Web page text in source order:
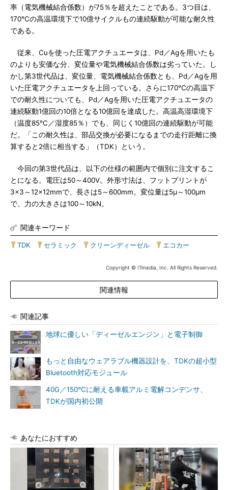
率（電気機械結合係数）が75％を超えたことである。3つ目は、
170℃の高温環境下で10億サイクルもの連続駆動が可能な耐久性
である。
従来、Cuを使った圧電アクチュエータは、Pd／Agを用いたも
のよりも安価な分、変位量や電気機械結合係数は劣っていた。し
かし第3世代品は、変位量、電気機械結合係数とも、Pd／Agを用
いた圧電アクチュエータを上回っている。さらに170℃の高温下
での耐久性についても、Pd／Agを用いた圧電アクチュエータの
連続駆動1億回の10倍となる10億回を達成した。高温高湿環境下
（温度85℃／湿度85％）でも、同じく10億回の連続駆動が可能
だ。「この耐久性は、部品交換が必要になるまでの走行距離に換
算すると2倍に相当する」（TDK）という。
今回の第3世代品は、以下の仕様の範囲内で個別に注文するこ
とになる。電圧は50～400V。外形寸法は、フットプリントが
3×3～12×12mmで、長さは5～600mm。変位量は5μ～100μm
で、力の大きさは100～10kN。
関連キーワード
TDK セラミック クリーンディーゼル エコカー
Copyright © ITmedia, Inc. All Rights Reserved.
関連情報
関連記事
地球に優しい「ディーゼルエンジン」と電子制御
もっと自由なウェアラブル機器設計を、TDKの超小型
Bluetooth対応モジュール
40G／150℃に耐える車載アルミ電解コンデンサ、
TDKが国内初公開
あなたにおすすめ